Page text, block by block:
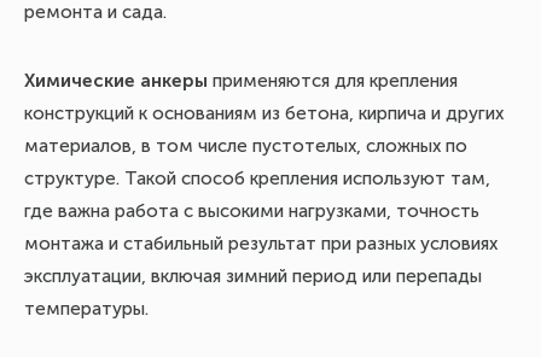
ремонта и сада.
Химические анкеры применяются для крепления
конструкций к основаниям из бетона, кирпича и других
материалов, в том числе пустотелых, сложных по
структуре. Такой способ крепления используют там,
где важна работа с высокими нагрузками, точность
монтажа и стабильный результат при разных условиях
эксплуатации, включая зимний период или перепады
температуры.